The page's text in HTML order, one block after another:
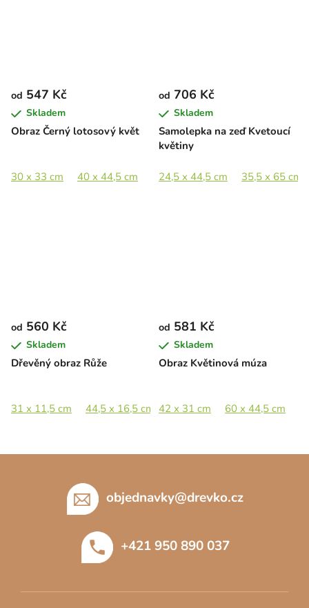
Obraz Černý lotosový květ
od 547 Kč
Skladem
30 x 33 cm 40 x 44,5 cm 60 x 67 cm 84 x 93,5 cm
Samolepka na zeď Kvetoucí
květiny
od 706 Kč
Skladem
24,5 x 44,5 cm 35,5 x 65 cm
Dřevěný obraz Růže
od 560 Kč
Skladem
31 x 11,5 cm 44,5 x 16,5 cm 65 x 24 cm 89 x 33 cm
Obraz Květinová múza
od 581 Kč
Skladem
42 x 31 cm 60 x 44,5 cm
objednavky@drevko.cz
+421 950 890 037